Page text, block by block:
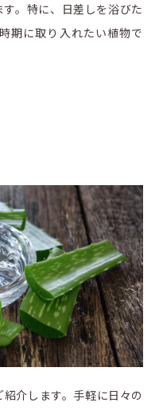
。特に、日差しを浴びた
期に取り入れたい植物で
介します。手軽に日々の